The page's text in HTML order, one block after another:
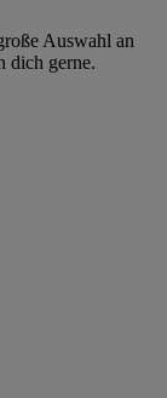
Auswahl an
dich gerne.